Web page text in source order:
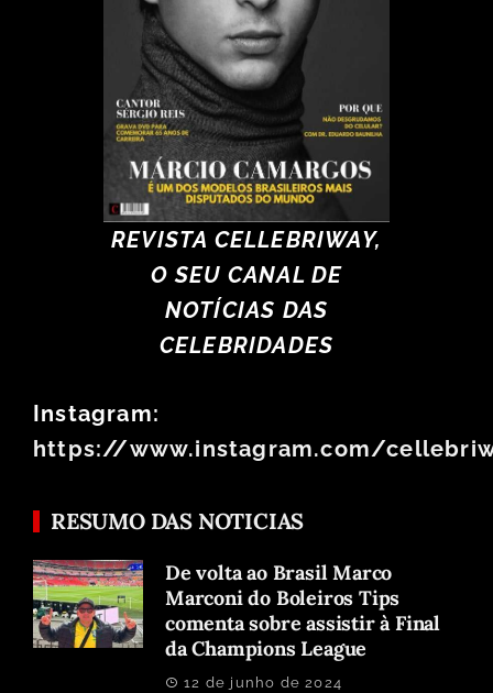
REVISTA CELLEBRIWAY,
O SEU CANAL DE
NOTÍCIAS DAS
CELEBRIDADES
Instagram:
https://www.instagram.com/
RESUMO DAS NOTICIAS
De volta ao Brasil Marco
Marconi do Boleiros Tips
comenta sobre assistir à Final
da Champions League
12 de junho de 2024